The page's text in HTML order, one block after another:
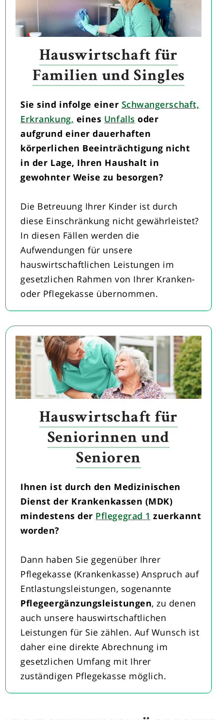
Hauswirtschaft für
Familien und Singles
Sie sind infolge einer Schwangerschaft,
Erkrankung, eines Unfalls oder
aufgrund einer dauerhaften
körperlichen Beeinträchtigung nicht
in der Lage, Ihren Haushalt in
gewohnter Weise zu besorgen?
Die Betreuung Ihrer Kinder ist durch
diese Einschränkung nicht gewährleistet?
In diesen Fällen werden die
Aufwendungen für unsere
hauswirtschaftlichen Leistungen im
gesetzlichen Rahmen von Ihrer Kranken-
oder Pflegekasse übernommen.
Hauswirtschaft für
Seniorinnen und
Senioren
Ihnen ist durch den Medizinischen
Dienst der Krankenkassen (MDK)
mindestens der Pflegegrad 1 zuerkannt
worden?
Dann haben Sie gegenüber Ihrer
Pflegekasse (Krankenkasse) Anspruch auf
Entlastungsleistungen, sogenannte
Pflegeergänzungsleistungen, zu denen
auch unsere hauswirtschaftlichen
Leistungen für Sie zählen. Auf Wunsch ist
daher eine direkte Abrechnung im
gesetzlichen Umfang mit Ihrer
zuständigen Pflegekasse möglich.